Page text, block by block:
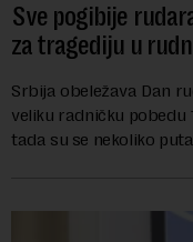
Sve pogibije
za tragediju u
Srbija obeležava Dan
veliku radničku pobedu
tada su se nekoliko